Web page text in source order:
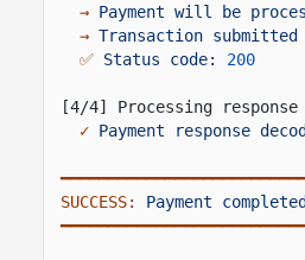
→ Payment will be
→ Transaction
✅ Status code: 200
[4/4] Processing response
✓ Payment response
SUCCESS:
Payment